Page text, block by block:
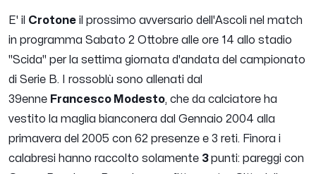
E' il Crotone il prossimo avversario dell'Ascoli nel match
in programma Sabato 2 Ottobre alle ore 14 allo stadio
"Scida" per la settima giornata d'andata del campionato
di Serie B. I rossoblù sono allenati dal
39enne Francesco Modesto, che da calciatore ha
vestito la maglia bianconera dal Gennaio 2004 alla
primavera del 2005 con 62 presenze e 3 reti. Finora i
calabresi hanno raccolto solamente 3punti: pareggi con